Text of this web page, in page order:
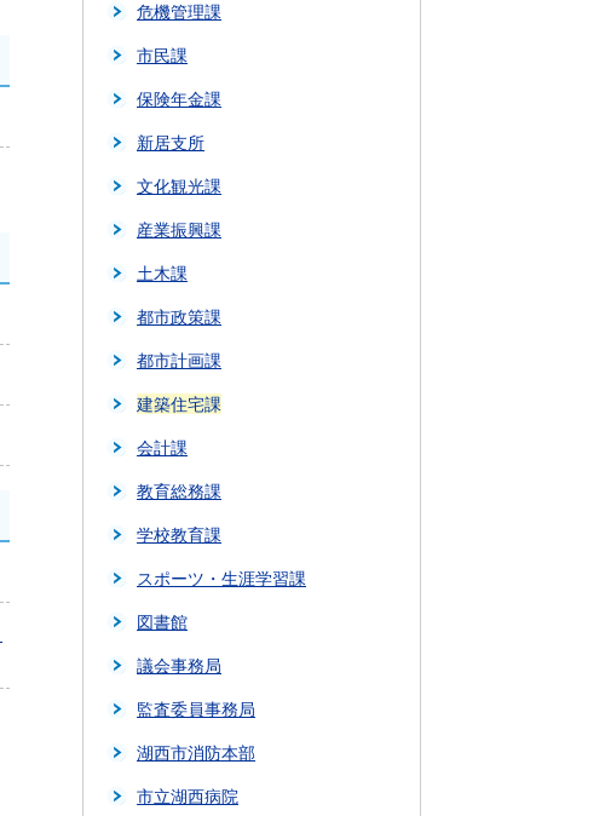
危機管理課
市民課
保険年金課
新居支所
文化観光課
産業振興課
土木課
都市政策課
都市計画課
建築住宅課
会計課
教育総務課
学校教育課
スポーツ・生涯学習課
図書館
議会事務局
監査委員事務局
湖西市消防本部
市立湖西病院